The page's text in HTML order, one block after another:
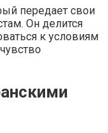
передает свои
Он делится
к условиям